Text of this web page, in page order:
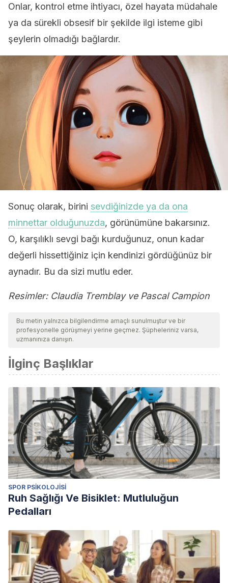
Onlar, kontrol etme ihtiyacı, özel hayata müdahale
ya da sürekli obsesif bir şekilde ilgi isteme gibi
şeylerin olmadığı bağlardır.
Sonuç olarak, birini sevdiğinizde ya da ona
minnettar olduğunuzda, görünümüne bakarsınız.
O, karşılıklı sevgi bağı kurduğunuz, onun kadar
değerli hissettiğiniz için kendinizi gördüğünüz bir
aynadır. Bu da sizi mutlu eder.
Resimler: Claudia Tremblay ve Pascal Campion
Bu metin yalnızca bilgilendirme amaçlı sunulmuştur ve bir
profesyonelle görüşmeyi yerine geçmez. Şüpheleriniz varsa,
uzmanınıza danışın.
İlginç Başlıklar
SPOR PSIKOLOJISI
Ruh Sağlığı Ve Bisiklet: Mutluluğun
Pedalları